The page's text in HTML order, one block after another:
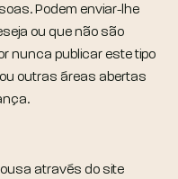
Podem enviar-lhe
ou que não são
nunca publicar este tipo
outras áreas abertas
através do site